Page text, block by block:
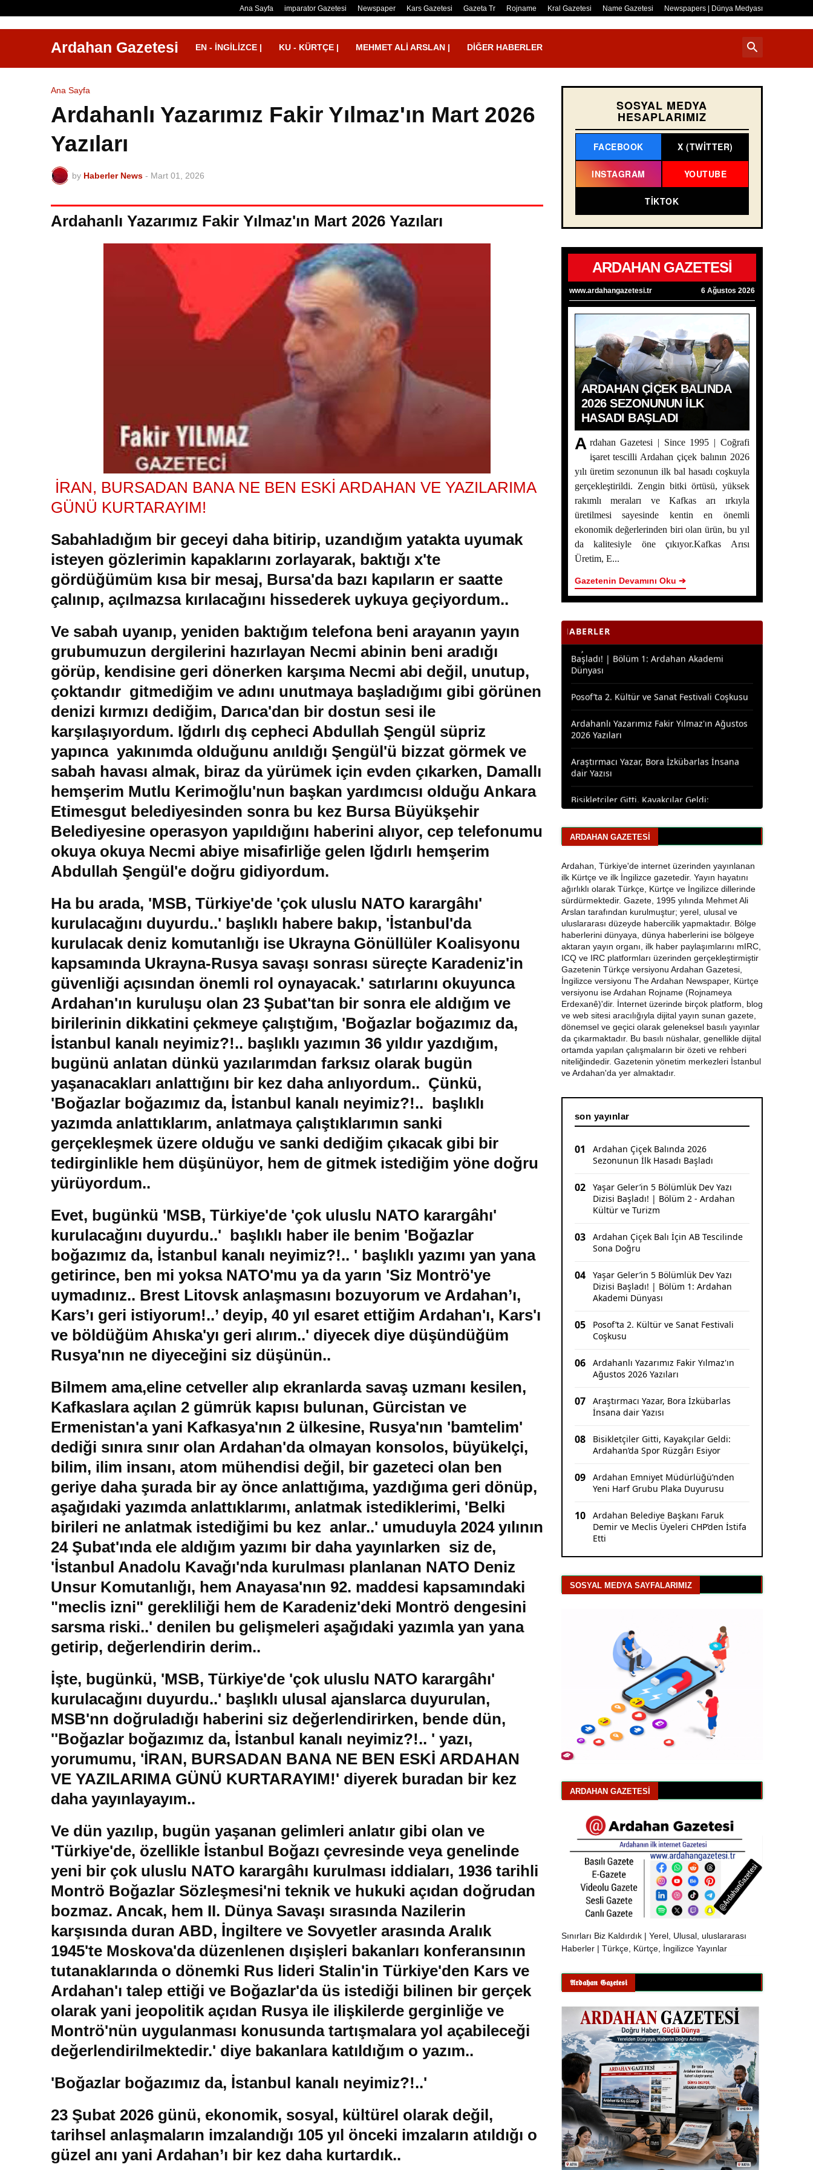
Ana Sayfa imparator Gazetesi Newspaper Kars Gazetesi Gazeta Tr Rojname Kral Gazetesi Name Gazetesi Newspapers | Dünya Medyası
Ardahan Gazetesi EN - İNGILIZCE | KU - KÜRTÇE | MEHMET ALI ARSLAN | DIĞER HABERLER
Ana Sayfa
Ardahanlı Yazarımız Fakir Yılmaz'ın Mart 2026
Yazıları
by Haberler News - Mart 01, 2026
Ardahanlı Yazarımız Fakir Yılmaz'ın Mart 2026 Yazıları
İRAN, BURSADAN BANA NE BEN ESKİ ARDAHAN VE YAZILARIMA
GÜNÜ KURTARAYIM!
Sabahladığım bir geceyi daha bitirip, uzandığım yatakta uyumak
isteyen gözlerimin kapaklarını zorlayarak, baktığı x'te
gördüğümüm kısa bir mesaj, Bursa'da bazı kapıların er saatte
çalınıp, açılmazsa kırılacağını hissederek uykuya geçiyordum..
Ve sabah uyanıp, yeniden baktığım telefona beni arayanın yayın
grubumuzun dergilerini hazırlayan Necmi abinin beni aradığı
görüp, kendisine geri dönerken karşıma Necmi abi değil, unutup,
çoktandır gitmediğim ve adını unutmaya başladığımı gibi görünen
denizi kırmızı dediğim, Darıca'dan bir dostun sesi ile
karşılaşıyordum. Iğdırlı dış cepheci Abdullah Şengül süpriz
yapınca yakınımda olduğunu anıldığı Şengül'ü bizzat görmek ve
sabah havası almak, biraz da yürümek için evden çıkarken, Damallı
hemşerim Mutlu Kerimoğlu'nun başkan yardımcısı olduğu Ankara
Etimesgut belediyesinden sonra bu kez Bursa Büyükşehir
Belediyesine operasyon yapıldığını haberini alıyor, cep telefonumu
okuya okuya Necmi abiye misafirliğe gelen Iğdırlı hemşerim
Abdullah Şengül'e doğru gidiyordum.
Ha bu arada, 'MSB, Türkiye'de 'çok uluslu NATO karargâhı'
kurulacağını duyurdu..' başlıklı habere bakıp, 'İstanbul'da
kurulacak deniz komutanlığı ise Ukrayna Gönüllüler Koalisyonu
kapsamında Ukrayna-Rusya savaşı sonrası süreçte Karadeniz'in
güvenliği açısından önemli rol oynayacak.' satırlarını okuyunca
Ardahan'ın kuruluşu olan 23 Şubat'tan bir sonra ele aldığım ve
birilerinin dikkatini çekmeye çalıştığım, 'Boğazlar boğazımız da,
İstanbul kanalı neyimiz?!.. başlıklı yazımın 36 yıldır yazdığım,
bugünü anlatan dünkü yazılarımdan farksız olarak bugün
yaşanacakları anlattığını bir kez daha anlıyordum.. Çünkü,
'Boğazlar boğazımız da, İstanbul kanalı neyimiz?!.. başlıklı
yazımda anlattıklarım, anlatmaya çalıştıklarımın sanki
gerçekleşmek üzere olduğu ve sanki dediğim çıkacak gibi bir
tedirginlikle hem düşünüyor, hem de gitmek istediğim yöne doğru
yürüyordum..
Evet, bugünkü 'MSB, Türkiye'de 'çok uluslu NATO karargâhı'
kurulacağını duyurdu..' başlıklı haber ile benim 'Boğazlar
boğazımız da, İstanbul kanalı neyimiz?!.. ' başlıklı yazımı yan yana
getirince, ben mi yoksa NATO'mu ya da yarın 'Siz Montrö'ye
uymadınız.. Brest Litovsk anlaşmasını bozuyorum ve Ardahan’ı,
Kars’ı geri istiyorum!..’ deyip, 40 yıl esaret ettiğim Ardahan'ı, Kars'ı
ve böldüğüm Ahıska'yı geri alırım..' diyecek diye düşündüğüm
Rusya'nın ne diyeceğini siz düşünün..
Bilmem ama,eline cetveller alıp ekranlarda savaş uzmanı kesilen,
Kafkaslara açılan 2 gümrük kapısı bulunan, Gürcistan ve
Ermenistan'a yani Kafkasya'nın 2 ülkesine, Rusya'nın 'bamtelim'
dediği sınıra sınır olan Ardahan'da olmayan konsolos, büyükelçi,
bilim, ilim insanı, atom mühendisi değil, bir gazeteci olan ben
geriye daha şurada bir ay önce anlattığıma, yazdığıma geri dönüp,
aşağıdaki yazımda anlattıklarımı, anlatmak istediklerimi, 'Belki
birileri ne anlatmak istediğimi bu kez anlar..' umuduyla 2024 yılının
24 Şubat'ında ele aldığım yazımı bir daha yayınlarken siz de,
'İstanbul Anadolu Kavağı'nda kurulması planlanan NATO Deniz
Unsur Komutanlığı, hem Anayasa'nın 92. maddesi kapsamındaki
"meclis izni" gerekliliği hem de Karadeniz'deki Montrö dengesini
sarsma riski..' denilen bu gelişmeleri aşağıdaki yazımla yan yana
getirip, değerlendirin derim..
İşte, bugünkü, 'MSB, Türkiye'de 'çok uluslu NATO karargâhı'
kurulacağını duyurdu..' başlıklı ulusal ajanslarca duyurulan,
MSB'nn doğruladığı haberini siz değerlendirirken, bende dün,
''Boğazlar boğazımız da, İstanbul kanalı neyimiz?!.. ' yazı,
yorumumu, 'İRAN, BURSADAN BANA NE BEN ESKİ ARDAHAN
VE YAZILARIMA GÜNÜ KURTARAYIM!' diyerek buradan bir kez
daha yayınlayayım..
Ve dün yazılıp, bugün yaşanan gelimleri anlatır gibi olan ve
'Türkiye'de, özellikle İstanbul Boğazı çevresinde veya genelinde
yeni bir çok uluslu NATO karargâhı kurulması iddiaları, 1936 tarihli
Montrö Boğazlar Sözleşmesi'ni teknik ve hukuki açıdan doğrudan
bozmaz. Ancak, hem II. Dünya Savaşı sırasında Nazilerin
karşısında duran ABD, İngiltere ve Sovyetler arasında Aralık
1945'te Moskova'da düzenlenen dışişleri bakanları konferansının
tutanaklarında o dönemki Rus lideri Stalin'in Türkiye'den Kars ve
Ardahan'ı talep ettiği ve Boğazlar'da üs istediği bilinen bir gerçek
olarak yani jeopolitik açıdan Rusya ile ilişkilerde gerginliğe ve
Montrö'nün uygulanması konusunda tartışmalara yol açabileceği
değerlendirilmektedir.' diye bakanlara katıldığım o yazım..
'Boğazlar boğazımız da, İstanbul kanalı neyimiz?!..'
23 Şubat 2026 günü, ekonomik, sosyal, kültürel olarak değil,
tarihsel anlaşmaların imzalandığı 105 yıl önceki imzaların atıldığı o
güzel anı yani Ardahan’ı bir kez daha kurtardık..
SOSYAL MEDYA
HESAPLARIMIZ
FACEBOOK X (TWITTER)
INSTAGRAM YOUTUBE
TIKTOK
ARDAHAN GAZETESİ
www.ardahangazetesi.tr 6 Ağustos 2026
ARDAHAN ÇIÇEK BALINDA
2026 SEZONUNUN İLK
HASADI BAŞLADI
A rdahan Gazetesi | Since 1995 | Coğrafi
işaret tescilli Ardahan çiçek balının 2026
yılı üretim sezonunun ilk bal hasadı coşkuyla
gerçekleştirildi. Zengin bitki örtüsü, yüksek
rakımlı meraları ve Kafkas arı ırkıyla
üretilmesi sayesinde kentin en önemli
ekonomik değerlerinden biri olan ürün, bu yıl
da kalitesiyle öne çıkıyor.Kafkas Arısı
Üretim, E...
Gazetenin Devamını Oku ➔
SON HABERLER
Ardahan Çiçek Balında 2026 Sezonunun İlk
Hasadı Başladı
Yaşar Geler’in 5 Bölümlük Dev Yazı Dizisi
Başladı! | Bölüm 2 - Ardahan Kültür ve
Turizm
Ardahan Çiçek Balı İçin AB Tescilinde Sona
Doğru
Yaşar Geler’in 5 Bölümlük Dev Yazı Dizisi
Başladı! | Bölüm 1: Ardahan Akademi
Dünyası
Posof’ta 2. Kültür ve Sanat Festivali Coşkusu
Ardahanlı Yazarımız Fakir Yılmaz'ın Ağustos
Araştırmacı Yazar, Bora İzkübarlas İnsana
Bisikletçiler Gitti, Kayakçılar Geldi:
Grubu Plaka Duyurusu
Meclis Üyeleri CHP’den İstifa Etti
Yaşar Geler'den Bölge Analizi: Ardahan ve
Kars'ta Son Durum
Bir Parti İşte Böyle Bitirilir
CHP Çıldır İl Genel Meclis Üyesi Gökhan
Sözbir Tutuklandı
Ardahan'da Traktör Devrildi: Sürücü
Yaralandı
Uluslararası Badminton Turnuvasında
Erzincanlı Sporculardan Büyük Başarı: 3
Altın, 1 Gümüş Madalya
ARDAHAN GAZETESI
Ardahan, Türkiye'de internet üzerinden yayınlanan
ilk Kürtçe ve ilk İngilizce gazetedir. Yayın hayatını
ağırlıklı olarak Türkçe, Kürtçe ve İngilizce dillerinde
sürdürmektedir. Gazete, 1995 yılında Mehmet Ali
Arslan tarafından kurulmuştur; yerel, ulusal ve
uluslararası düzeyde habercilik yapmaktadır. Bölge
haberlerini dünyaya, dünya haberlerini ise bölgeye
aktaran yayın organı, ilk haber paylaşımlarını mIRC,
ICQ ve IRC platformları üzerinden gerçekleştirmiştir
Gazetenin Türkçe versiyonu Ardahan Gazetesi,
İngilizce versiyonu The Ardahan Newspaper, Kürtçe
versiyonu ise Ardahan Rojname (Rojnameya
Erdexanê)'dir. İnternet üzerinde birçok platform, blog
ve web sitesi aracılığıyla dijital yayın sunan gazete,
dönemsel ve geçici olarak geleneksel basılı yayınlar
da çıkarmaktadır. Bu basılı nüshalar, genellikle dijital
ortamda yapılan çalışmaların bir özeti ve rehberi
niteliğindedir. Gazetenin yönetim merkezleri İstanbul
ve Ardahan'da yer almaktadır.
son yayınlar
01
Ardahan Çiçek Balında 2026
Sezonunun İlk Hasadı Başladı
02
Yaşar Geler’in 5 Bölümlük Dev Yazı
Dizisi Başladı! | Bölüm 2 - Ardahan
Kültür ve Turizm
03
Ardahan Çiçek Balı İçin AB Tescilinde
Sona Doğru
04
Yaşar Geler’in 5 Bölümlük Dev Yazı
Dizisi Başladı! | Bölüm 1: Ardahan
Akademi Dünyası
05
Posof’ta 2. Kültür ve Sanat Festivali
Coşkusu
06
Ardahanlı Yazarımız Fakir Yılmaz'ın
Ağustos 2026 Yazıları
07
Araştırmacı Yazar, Bora İzkübarlas
İnsana dair Yazısı
08
Bisikletçiler Gitti, Kayakçılar Geldi:
Ardahan’da Spor Rüzgârı Esiyor
09
Ardahan Emniyet Müdürlüğü’nden
Yeni Harf Grubu Plaka Duyurusu
10
Ardahan Belediye Başkanı Faruk
Demir ve Meclis Üyeleri CHP’den İstifa
Etti
SOSYAL MEDYA SAYFALARIMIZ
ARDAHAN GAZETESI
Sınırları Biz Kaldırdık | Yerel, Ulusal, uluslararası
Haberler | Türkçe, Kürtçe, İngilizce Yayınlar
𝕬𝖗𝖉𝖆𝖍𝖆𝖓 𝕲𝖆𝖟𝖊𝖙𝖊𝖘𝖎